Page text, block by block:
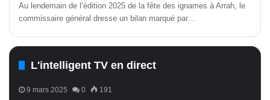
Au lendemain de l’édition 2025 de la fête des ignames à Arrah, le
commissaire général dresse un bilan marqué par…
L'intelligent TV en direct
9 mars 2025 0 191